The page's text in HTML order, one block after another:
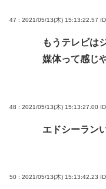
47 : 2021/05/13(木) 15:13:22.57
もうテレビは
媒体って感じ
48 : 2021/05/13(木) 15:13:27.00
エドシーラン
50 : 2021/05/13(木) 15:13:42.23